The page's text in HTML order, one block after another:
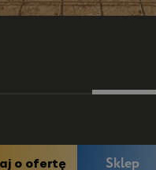
Sklep